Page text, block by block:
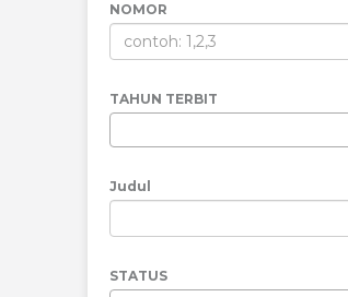
NOMOR
TAHUN TERBIT
Judul
STATUS